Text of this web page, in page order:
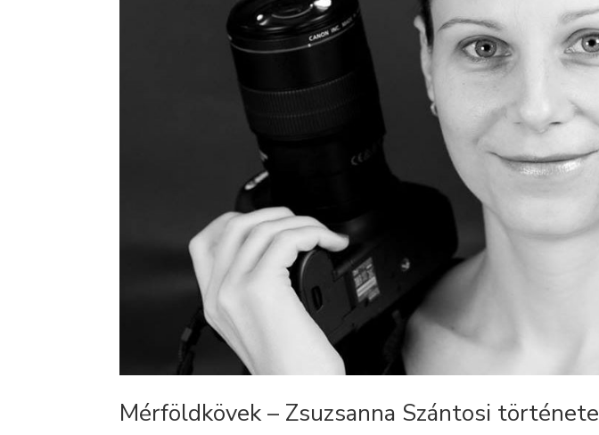
Mérföldkövek – Zsuzsanna Szántosi története